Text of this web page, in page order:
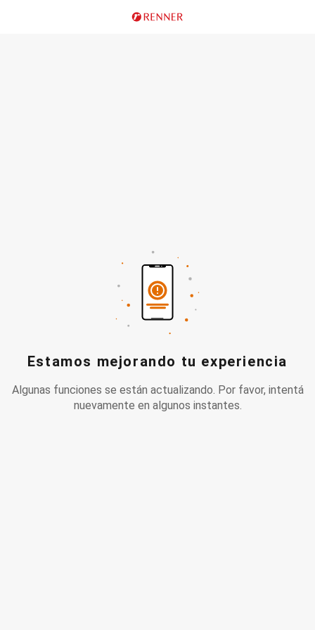
Estamos mejorando tu experiencia
Algunas funciones se están actualizando. Por favor, intentá
nuevamente en algunos instantes.